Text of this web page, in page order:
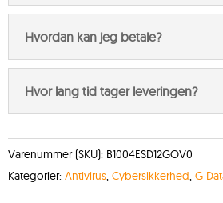
Hvordan kan jeg betale?
Hvor lang tid tager leveringen?
Varenummer (SKU): B1004ESD12GOV0
Kategorier: Antivirus, Cybersikkerhed, G